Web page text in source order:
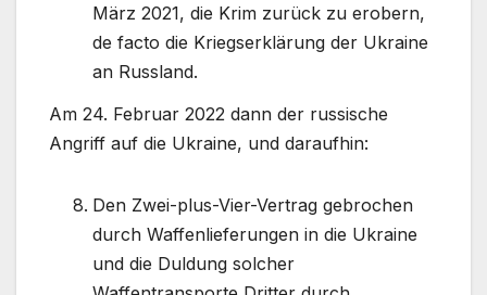
März 2021, die Krim zurück zu erobern,
de facto die Kriegserklärung der Ukraine
an Russland.
Am 24. Februar 2022 dann der russische
Angriff auf die Ukraine, und daraufhin:
Den Zwei-plus-Vier-Vertrag gebrochen
durch Waffenlieferungen in die Ukraine
und die Duldung solcher